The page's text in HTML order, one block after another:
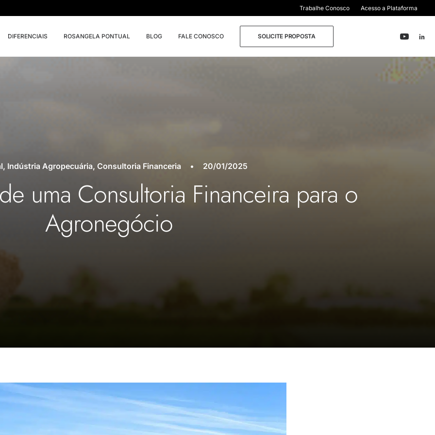
Trabalhe Conosco Acesso a Plataforma
DIFERENCIAIS ROSANGELA PONTUAL BLOG FALE CONOSCO SOLICITE PROPOSTA
, Indústria Agropecuária, Consultoria Financeria • 20/01/2025
uma Consultoria Financeira para o
Agronegócio